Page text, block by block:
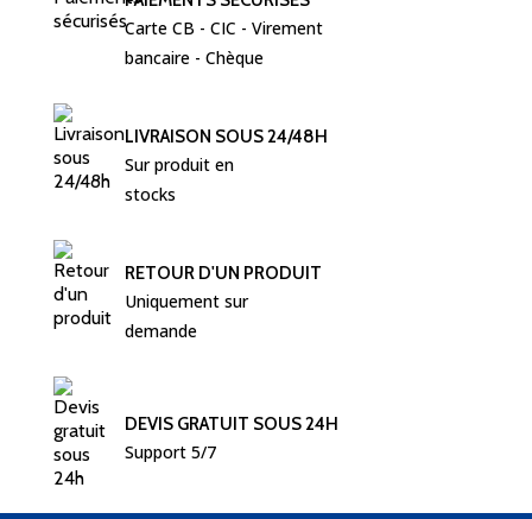
Carte CB - CIC - Virement
bancaire - Chèque
LIVRAISON SOUS 24/48H
Sur produit en
stocks
RETOUR D'UN PRODUIT
Uniquement sur
demande
DEVIS GRATUIT SOUS 24H
Support 5/7